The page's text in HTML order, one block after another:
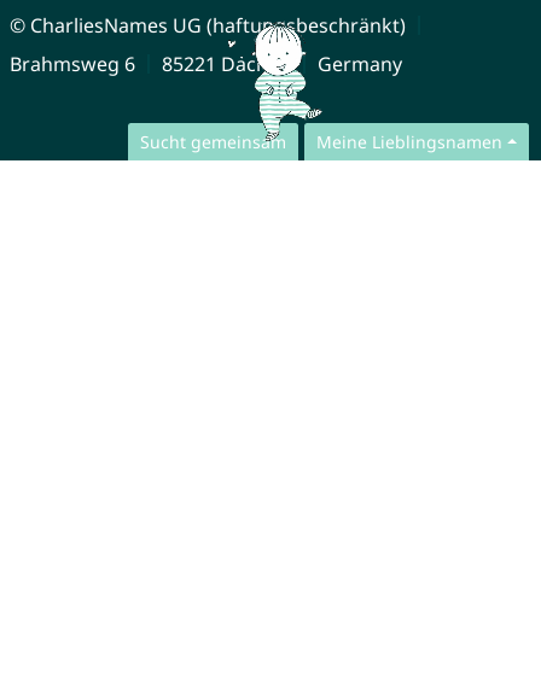
Sucht gemeinsam Meine Lieblingsnamen
© CharliesNames UG (haftungsbeschränkt)
Brahmsweg 6
85221 Dachau Germany